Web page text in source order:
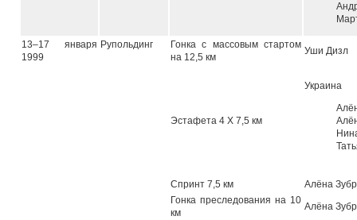
13–17 января
1999
Рупольдинг
Гонка с массовым стартом
на 12,5 км
Уши Дизл
Эстафета 4 Х 7,5 км
Украина
Спринт 7,5 км
Алёна
Гонка преследования на 10
км
Алёна